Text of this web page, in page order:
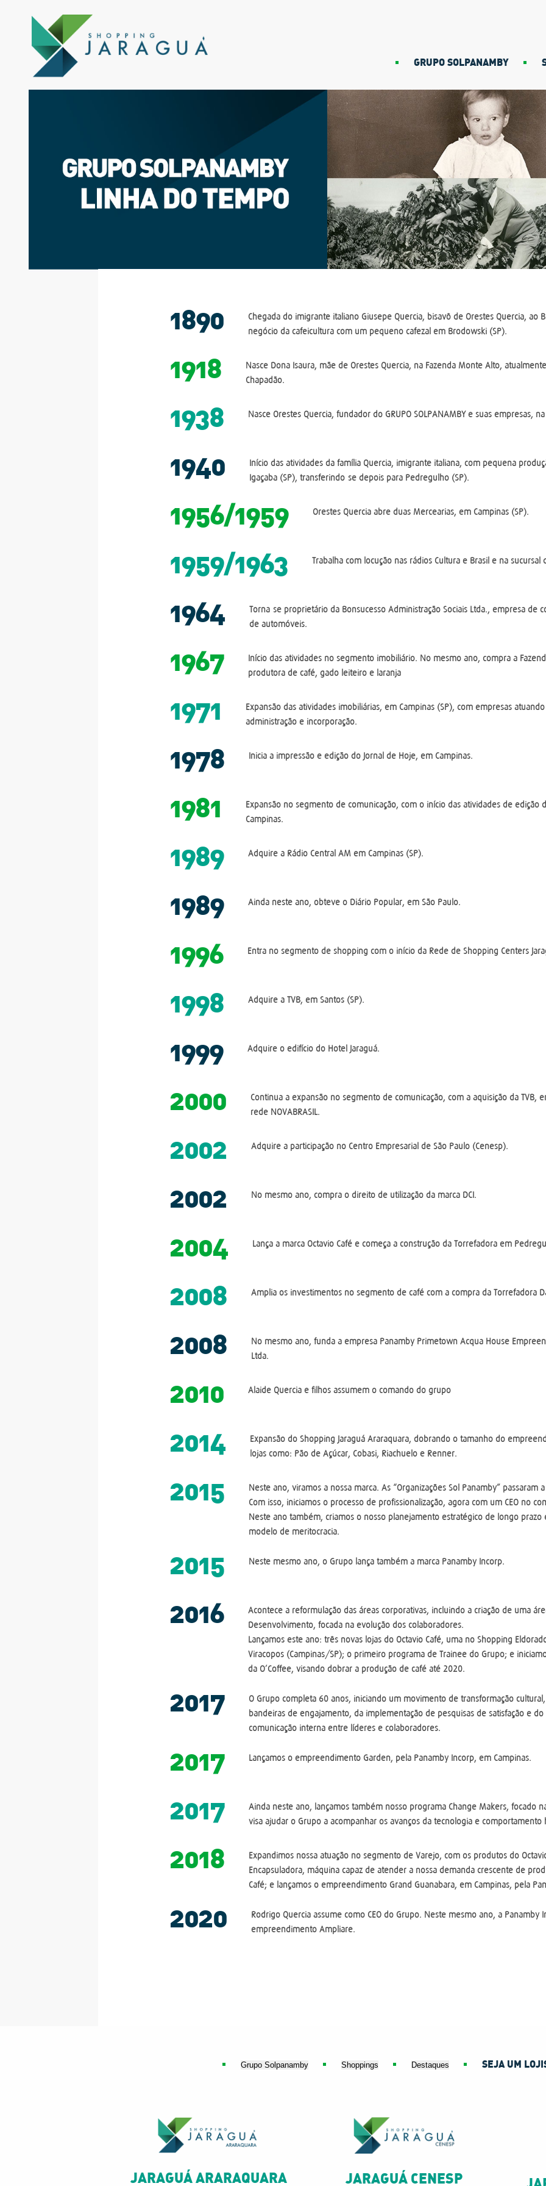
GRUPO SOLPANAMBY
1890
Chegada do imigrante italiano Giusepe Quercia, bisavô de Orestes Quercia, ao
negócio da cafeicultura com um pequeno cafezal em Brodowski (SP).
1918
Nasce Dona Isaura, mãe de Orestes Quercia, na Fazenda Monte Alto,
Chapadão.
1938 Nasce Orestes Quercia, fundador do GRUPO SOLPANAMBY e suas empresas,
1940
Início das atividades da família Quercia, imigrante italiana, com pequena
Igaçaba (SP), transferindo-se depois para Pedregulho (SP).
1956/1959 Orestes Quercia abre duas Mercearias, em Campinas (SP).
1959/1963 Trabalha com locução nas rádios Cultura e Brasil e na
1964
Torna-se proprietário da Bonsucesso Administração Sociais Ltda., empresa de
de automóveis.
1967
Início das atividades no segmento imobiliário. No mesmo ano, compra a
produtora de café, gado leiteiro e laranja
1971
Expansão das atividades imobiliárias, em Campinas (SP), com empresas
administração e incorporação.
1978 Inicia a impressão e edição do Jornal de Hoje, em Campinas.
1981
Expansão no segmento de comunicação, com o início das atividades de edição
Campinas.
1989 Adquire a Rádio Central AM em Campinas (SP).
1989 Ainda neste ano, obteve o Diário Popular, em São Paulo.
1996 Entra no segmento de shopping com o início da Rede de Shopping Centers
1998 Adquire a TVB, em Santos (SP).
1999 Adquire o edifício do Hotel Jaraguá.
2000
Continua a expansão no segmento de comunicação, com a aquisição da TVB,
rede NOVABRASIL.
2002 Adquire a participação no Centro Empresarial de São Paulo (Cenesp).
2002 No mesmo ano, compra o direito de utilização da marca DCI.
2004 Lança a marca Octavio Café e começa a construção da Torrefadora em
2008 Amplia os investimentos no segmento de café com a compra da Torrefadora
2008
No mesmo ano, funda a empresa Panamby Primetown Acqua House
Ltda.
2010 Alaide Quercia e filhos assumem o comando do grupo
2014
Expansão do Shopping Jaraguá Araraquara, dobrando o tamanho do
lojas como: Pão de Açúcar, Cobasi, Riachuelo e Renner.
2015
Neste ano, viramos a nossa marca. As “Organizações Sol Panamby” passaram
Com isso, iniciamos o processo de profissionalização, agora com um CEO no
Neste ano também, criamos o nosso planejamento estratégico de longo
modelo de meritocracia.
2015 Neste mesmo ano, o Grupo lança também a marca Panamby Incorp.
2016
Acontece a reformulação das áreas corporativas, incluindo a criação de uma
Desenvolvimento, focada na evolução dos colaboradores.
Lançamos este ano: três novas lojas do Octavio Café, uma no Shopping
Viracopos (Campinas/SP); o primeiro programa de Trainee do Grupo; e
da O’Coffee, visando dobrar a produção de café até 2020.
2017
O Grupo completa 60 anos, iniciando um movimento de transformação
bandeiras de engajamento, da implementação de pesquisas de satisfação e
comunicação interna entre líderes e colaboradores.
2017 Lançamos o empreendimento Garden, pela Panamby Incorp, em Campinas.
2017
Ainda neste ano, lançamos também nosso programa Change Makers, focado
visa ajudar o Grupo a acompanhar os avanços da tecnologia e comportamento
2018
Expandimos nossa atuação no segmento de Varejo, com os produtos do
Encapsuladora, máquina capaz de atender a nossa demanda crescente de
Café; e lançamos o empreendimento Grand Guanabara, em Campinas, pela
2020
Rodrigo Quercia assume como CEO do Grupo. Neste mesmo ano, a Panamby
empreendimento Ampliare.
Grupo Solpanamby Shoppings Destaques SEJA UM
JARAGUÁ ARARAQUARA JARAGUÁ CENESP